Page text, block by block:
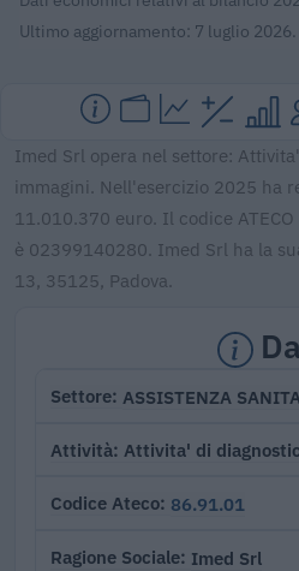
Ultimo aggiornamento: 7 luglio 2026.
Imed Srl opera nel settore:
immagini. Nell'esercizio 2025 ha
11.010.370 euro. Il codice
è 02399140280. Imed Srl ha la
13, 35125, Padova.
Settore ASSISTENZA
Attività Attivita' di
Codice Ateco 86.91.01
Ragione Sociale Imed Srl